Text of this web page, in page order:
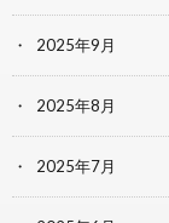
2025年9月
2025年8月
2025年7月